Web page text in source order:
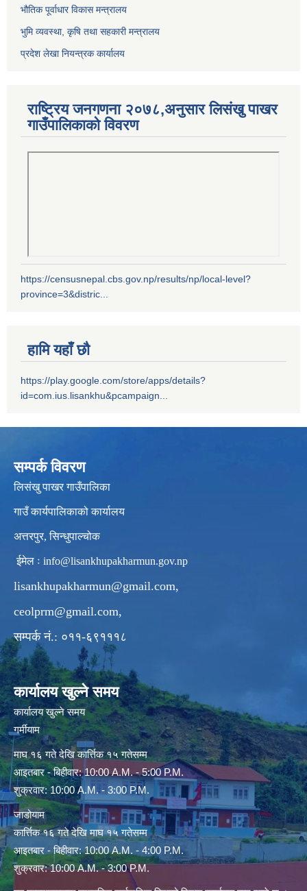
भौतिक पूर्वाधार विकास मन्त्रालय
भुमि व्यवस्था, कृषि तथा सहकारी मन्त्रालय
प्रदेश लेखा नियन्त्रक कार्यालय
राष्ट्रिय जनगणना २०७८,अनुसार लिसंखु पाखर
गाउँपालिकाको विवरण
https://censusnepal.cbs.gov.np/results/np/local-level?
province=3&distric...
हामि यहाँ छौ
https://play.google.com/store/apps/details?
id=com.ius.lisankhu&pcampaign...
सम्पर्क विवरण
लिसंखु पाखर गाउँपालिका
गाउँ कार्यपालिकाको कार्यालय
अत्तरपुर, सिन्धुपाल्चोक
ईमेल ः info@lisankhupakharmun.gov.np
lisankhupakharmun@gmail.com,
ceolprm@gmail.com,
सम्पर्क नं.: ०११-६९१११८
कार्यालय खुल्ने समय
कार्यालय खुल्ने समय
गर्मीयाम
माघ १६ गते देखि कार्त्तिक १५ गतेसम्म
आइतबार - बिहीवार: 10:00 A.M. - 5:00 P.M.
शुक्रवार: 10:00 A.M. - 3:00 P.M.
जाडोयाम
कार्त्तिक १६ गते देखि माघ १५ गतेसम्म
आइतबार - बिहीवार: 10:00 A.M. - 4:00 P.M.
शुक्रवार: 10:00 A.M. - 3:00 P.M.